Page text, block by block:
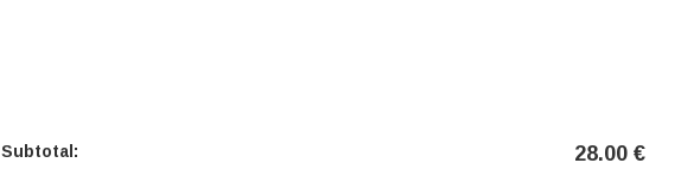
Subtotal: 28.00 €